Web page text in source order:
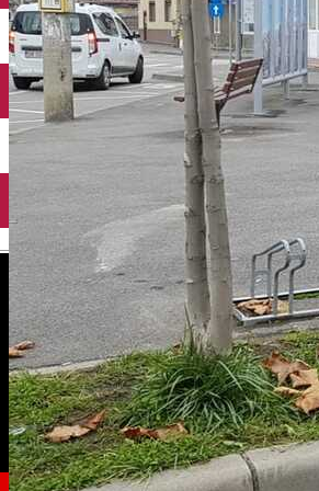
English